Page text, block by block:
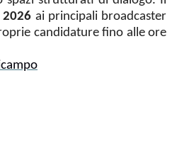
2026 ai principali broadcaster
candidature fino alle ore